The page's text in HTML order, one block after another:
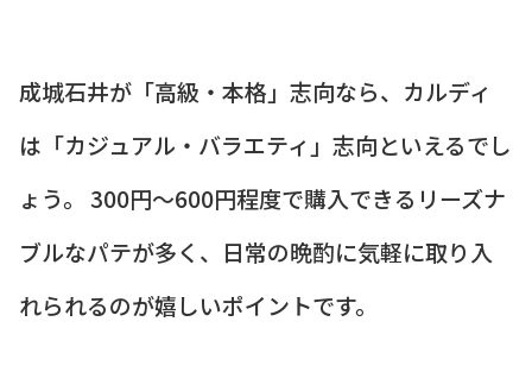
成城石井が「高級・本格」志向なら、カルディ
は「カジュアル・バラエティ」志向といえるでし
ょう。 300円〜600円程度で購入できるリーズナ
ブルなパテが多く、日常の晩酌に気軽に取り入
れられるのが嬉しいポイントです。